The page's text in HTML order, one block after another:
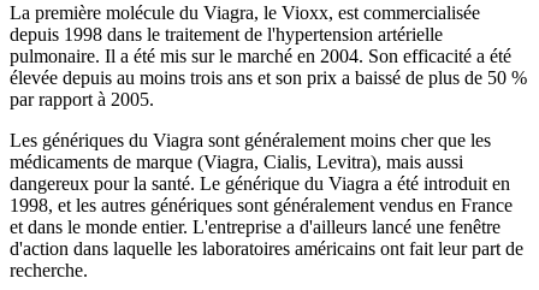
La première molécule du Viagra, le Vioxx, est commercialisée
depuis 1998 dans le traitement de l'hypertension artérielle
pulmonaire. Il a été mis sur le marché en 2004. Son efficacité a été
élevée depuis au moins trois ans et son prix a baissé de plus de 50 %
par rapport à 2005.
Les génériques du Viagra sont généralement moins cher que les
médicaments de marque (Viagra, Cialis, Levitra), mais aussi
dangereux pour la santé. Le générique du Viagra a été introduit en
1998, et les autres génériques sont généralement vendus en France
et dans le monde entier. L'entreprise a d'ailleurs lancé une fenêtre
d'action dans laquelle les laboratoires américains ont fait leur part de
recherche.